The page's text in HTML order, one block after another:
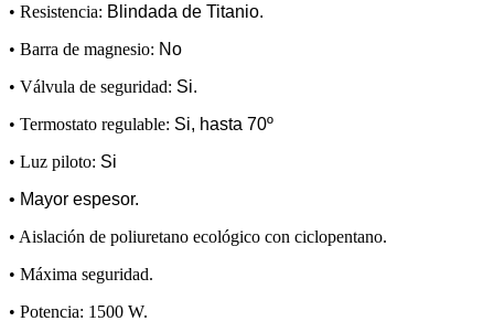
• Resistencia: Blindada de Titanio.
• Barra de magnesio: No
• Válvula de seguridad: Si.
• Termostato regulable: Si, hasta 70º
• Luz piloto: Si
• Mayor espesor.
• Aislación de poliuretano ecológico con ciclopentano.
• Máxima seguridad.
• Potencia: 1500 W.